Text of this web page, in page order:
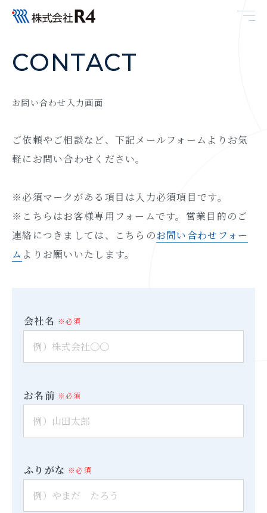
CONTACT
お問い合わせ 入力画面
ご依頼やご相談など、下記メールフォームよりお気
軽にお問い合わせください。
※必須マークがある項目は入力必須項目です。
※こちらはお客様専用フォームです。営業目的のご
連絡につきましては、こちらのお問い合わせフォー
ム よりお願いいたします。
会社名 ※必須
お名前 ※必須
ふりがな ※必須